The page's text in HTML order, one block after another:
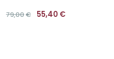
79,00€ Le
prix
55,40€